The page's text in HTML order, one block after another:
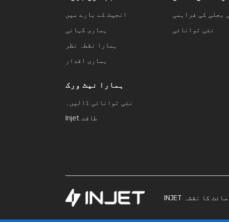
انجیٹ کے بارے میں
ہماری کہانی
ہمارا نقطہ نظر
ہماری اقدار
بجلی کی فراہمی
نئی توانائی
ہمارا نیٹ ورک
نئی توانائی ڈالیں۔
Injet طاقت
سائٹ کا نقشہ